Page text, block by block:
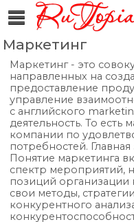
Маркетинг
Маркетинг - это
направленных на
предоставление
управление
с английского
деятельность. То есть
компании по
потребностей.
Понятие маркетинга
спектр мероприятий,
позиций
свои методы,
конкурентного